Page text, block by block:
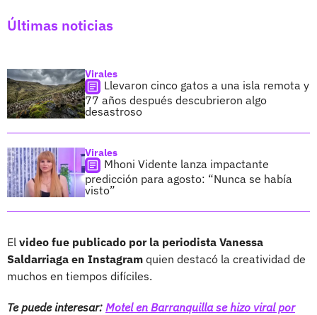
Últimas noticias
Virales
Llevaron cinco gatos a una isla remota y
77 años después descubrieron algo
desastroso
Virales
Mhoni Vidente lanza impactante
predicción para agosto: “Nunca se había
visto”
El video fue publicado por la periodista Vanessa
Saldarriaga en Instagram quien destacó la creatividad de
muchos en tiempos difíciles.
Te puede interesar: Motel en Barranquilla se hizo viral por